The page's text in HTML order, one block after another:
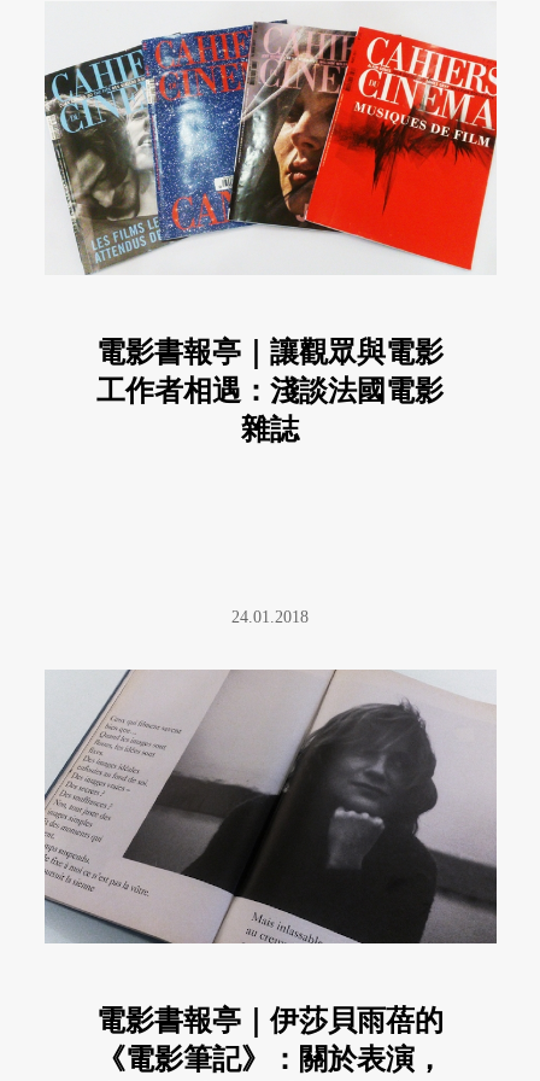
電影書報亭｜讓觀眾與電影
工作者相遇：淺談法國電影
雜誌
24.01.2018
電影書報亭｜伊莎貝雨蓓的
《電影筆記》：關於表演，